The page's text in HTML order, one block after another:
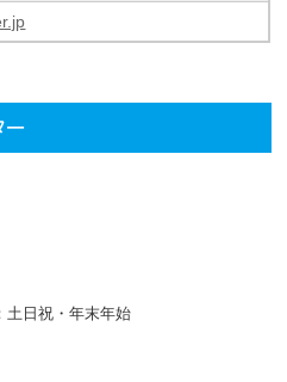
ー
日祝・年末年始